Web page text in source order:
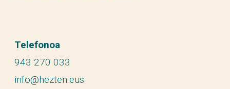
Telefonoa
943 270 033
info@hezten.eus